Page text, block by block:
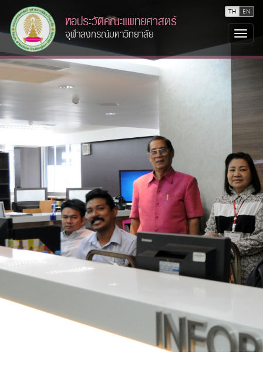
TH EN
หอประวัติคณะแพทยศาสตร์
จุฬาลงกรณ์มหาวิทยาลัย